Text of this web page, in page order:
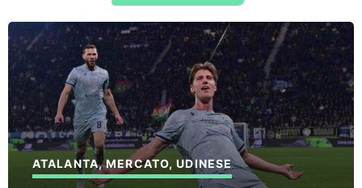
ATALANTA,MERCATO,UDINESE